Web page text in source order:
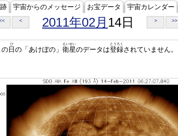
宇宙からのメッセージ お宝データ 宇宙カレンダー
< 2011年02月 14日 > >>
の日
ひ
の「あけぼの」 衛星
えいせい
のデータは登録
とうろく
されていません。